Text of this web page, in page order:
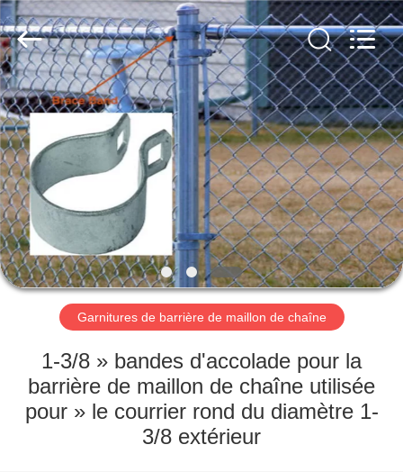
MAISON
PRODUITS
AU
SUJET
DE
NOUS
VISITE
D'USINE
CONTRÔLE
PING
XI
RUN
METAL
MESH
CO.,LTD.
All
Rights
Reserved.
Garnitures de barrière de maillon de chaîne
1-3/8 » bandes d'accolade pour la
barrière de maillon de chaîne utilisée
pour » le courrier rond du diamètre 1-
3/8 extérieur